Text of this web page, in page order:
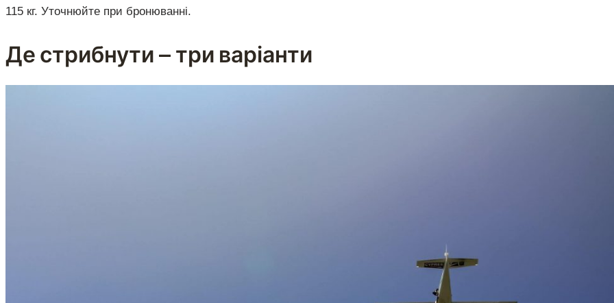
115 кг. Уточнюйте при бронюванні.
Де стрибнути — три варіанти